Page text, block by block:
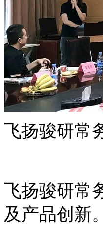
飞扬骏研常
飞扬骏研常
及产品创新